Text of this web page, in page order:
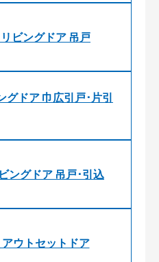
ビングドア 吊戸
ドア 巾広引戸･片引
ングドア 吊戸･引込
ウトセットドア